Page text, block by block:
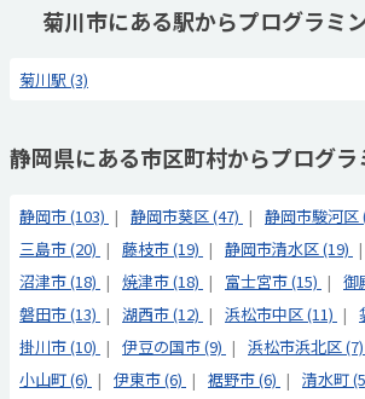
菊川市にある駅からプログラミ
菊川駅 (3)
静岡県にある市区町村からプログ
静岡市 (103) 静岡市葵区 (47) 静岡市駿河区
三島市 (20)
藤枝市 (19) 静岡市清水区 (19)
沼津市 (18)
焼津市 (18) 富士宮市 (15)
御
磐田市 (13)
湖西市 (12) 浜松市中区 (11)
掛川市 (10)
伊豆の国市 (9) 浜松市浜北区 (7)
小山町 (6)
伊東市 (6) 裾野市 (6) 清水町